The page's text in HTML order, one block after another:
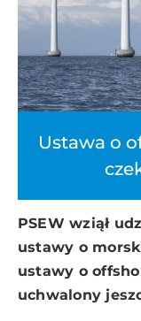
Ustawa o
PSEW wziął
ustawy o
ustawy o
uchwalony